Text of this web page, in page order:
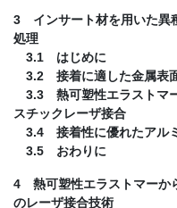
3 インサート材を用いた異
処理
3.1 はじめに
3.2 接着に適した金属表
3.3 熱可塑性エラストマ
スチックレーザ接合
3.4 接着性に優れたアル
3.5 おわりに
4 熱可塑性エラストマーか
のレーザ接合技術